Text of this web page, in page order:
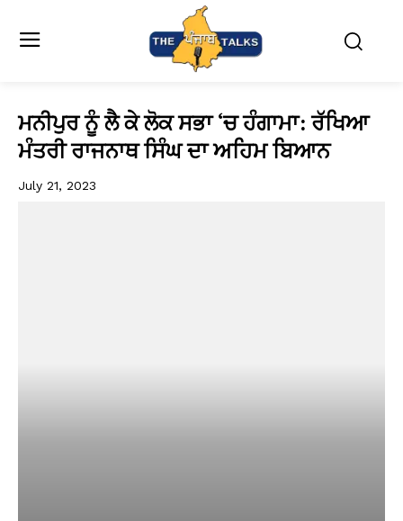
ਮਨੀਪੁਰ ਨੂੰ ਲੈ ਕੇ ਲੋਕ ਸਭਾ ‘ਚ ਹੰਗਾਮਾ: ਰੱਖਿਆ
ਮੰਤਰੀ ਰਾਜਨਾਥ ਸਿੰਘ ਦਾ ਅਹਿਮ ਬਿਆਨ
July 21, 2023